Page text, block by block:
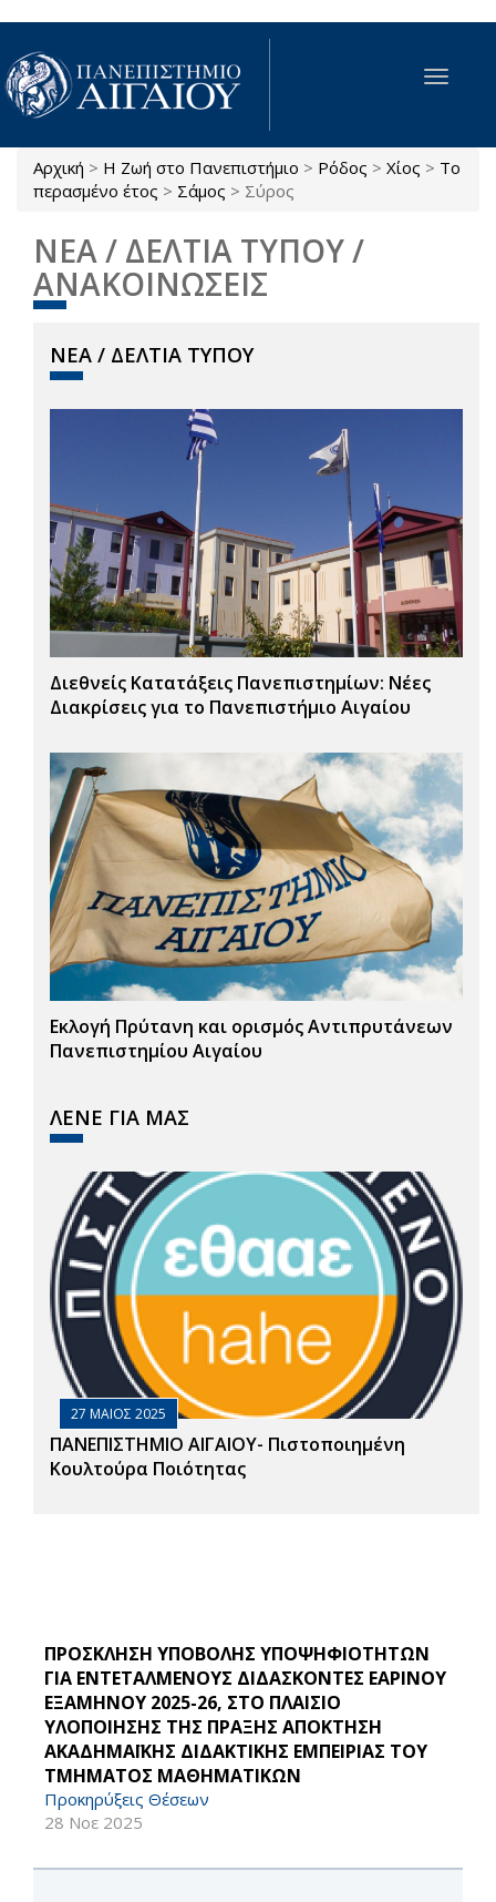
Παράκαμψη προς το κυρίως περιεχόμενο
Toggle
Είστε εδώ
Αρχική > Η Ζωή στο Πανεπιστήμιο > Ρόδος > Χίος > Το
περασμένο έτος > Σάμος > Σύρος
ΝΕΑ / ΔΕΛΤΙΑ ΤΥΠΟΥ /
ΑΝΑΚΟΙΝΩΣΕΙΣ
ΝΕΑ / ΔΕΛΤΙΑ ΤΥΠΟΥ
Διεθνείς Κατατάξεις Πανεπιστημίων: Νέες
Διακρίσεις για το Πανεπιστήμιο Αιγαίου
Εκλογή Πρύτανη και ορισμός Αντιπρυτάνεων
Πανεπιστημίου Αιγαίου
ΛΕΝΕ ΓΙΑ ΜΑΣ
27 ΜΑΙΟΣ 2025
ΠΑΝΕΠΙΣΤΗΜΙΟ ΑΙΓΑΙΟΥ- Πιστοποιημένη
Κουλτούρα Ποιότητας
ΠΡΟΣΚΛΗΣΗ ΥΠΟΒΟΛΗΣ ΥΠΟΨΗΦΙΟΤΗΤΩΝ
ΓΙΑ ΕΝΤΕΤΑΛΜΕΝΟΥΣ ΔΙΔΑΣΚΟΝΤΕΣ ΕΑΡΙΝΟΥ
ΕΞΑΜΗΝΟΥ 2025-26, ΣΤΟ ΠΛΑΙΣΙΟ
ΥΛΟΠΟΙΗΣΗΣ ΤΗΣ ΠΡΑΞΗΣ ΑΠΟΚΤΗΣΗ
ΑΚΑΔΗΜΑΪΚΗΣ ΔΙΔΑΚΤΙΚΗΣ ΕΜΠΕΙΡΙΑΣ ΤΟΥ
ΤΜΗΜΑΤΟΣ ΜΑΘΗΜΑΤΙΚΩΝ
Προκηρύξεις Θέσεων
28 Νοε 2025